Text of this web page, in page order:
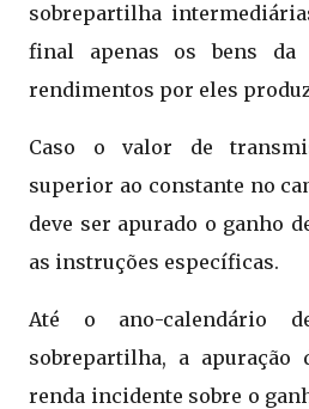
sobrepartilha
final apenas os bens da
rendimentos por eles
Caso o valor de
superior ao constante no
deve ser apurado o ganho
as instruções específicas.
Até o ano-calendário
sobrepartilha, a apuração
renda incidente sobre o